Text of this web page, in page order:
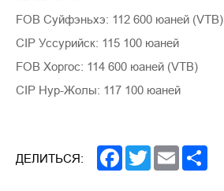
FOB Суйфэньхэ: 112 600 юаней (VTB)
CIP Уссурийск: 115 100 юаней
FOB Хоргос: 114 600 юаней (VTB)
CIP Нур-Жолы: 117 100 юаней
ДЕЛИТЬСЯ: Facebook
TwitterEmail